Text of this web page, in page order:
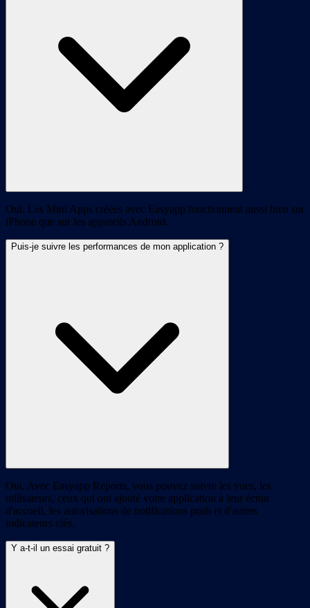
Oui. Les Mini Apps créées avec Easyapp fonctionnent aussi bien sur
iPhone que sur les appareils Android.
Puis-je suivre les performances de mon application ?
Oui. Avec Easyapp Reports, vous pouvez suivre les vues, les
utilisateurs, ceux qui ont ajouté votre application à leur écran
d'accueil, les autorisations de notifications push et d'autres
indicateurs clés.
Y a-t-il un essai gratuit ?